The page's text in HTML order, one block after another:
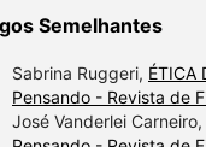
Semelhantes
Sabrina Ruggeri, ÉTICA
Pensando - Revista de
José Vanderlei